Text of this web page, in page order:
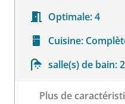
Optimale:4
Cuisine:
salle(s) de bain:
Plus de